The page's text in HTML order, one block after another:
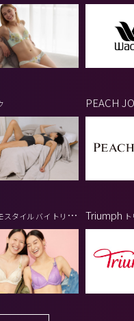
PEACH
スタイル バイ トリン
Triumph